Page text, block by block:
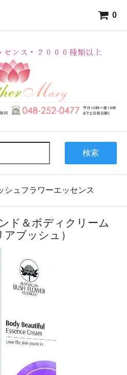
0
検索
ュフラワーエッセンス
ド＆ボディクリーム
ブッシュ）